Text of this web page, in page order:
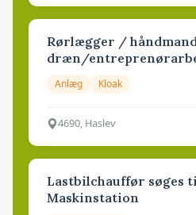
Rørlægger /
dræn/
Anlæg Kloak
4690, Haslev
Lastbilchauffør søges
Maskinstation